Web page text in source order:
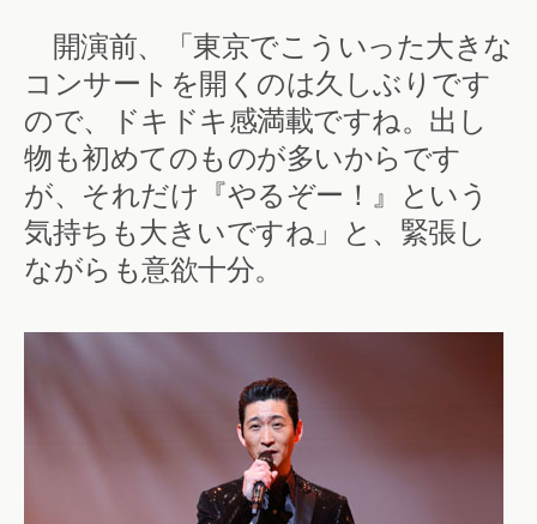
開演前、「東京でこういった大きな
コンサートを開くのは久しぶりです
ので、ドキドキ感満載ですね。出し
物も初めてのものが多いからです
が、それだけ『やるぞー！』という
気持ちも大きいですね」と、緊張し
ながらも意欲十分。